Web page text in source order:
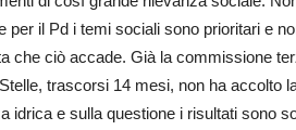
per il Pd i temi sociali sono prioritari e
che ciò accade. Già la commissione
trascorsi 14 mesi, non ha accolto
idrica e sulla questione i risultati sono